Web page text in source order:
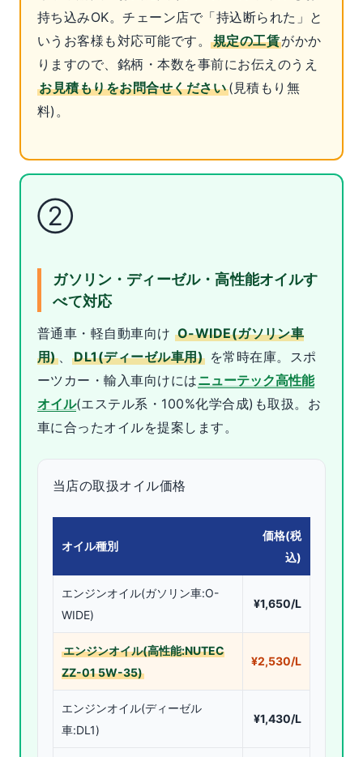
持ち込みOK。チェーン店で「持込断られた」と
いうお客様も対応可能です。規定の工賃がかか
りますので、銘柄・本数を事前にお伝えのうえ
お見積もりをお問合せください(見積もり無
料)。
②
ガソリン・ディーゼル・高性能オイルす
べて対応
普通車・軽自動車向けO-WIDE(ガソリン車
用) 、 DL1(ディーゼル車用) を常時在庫。スポ
ーツカー・輸入車向けにはニューテック高性能
オイル(エステル系・100%化学合成)も取扱。お
車に合ったオイルを提案します。
当店の取扱オイル価格
オイル種別
価格(税
込)
エンジンオイル(ガソリン車:O-
WIDE)
¥1,650/L
エンジンオイル(高性能:NUTEC
ZZ-01 5W-35)
¥2,530/L
エンジンオイル(ディーゼル
車:DL1)
¥1,430/L